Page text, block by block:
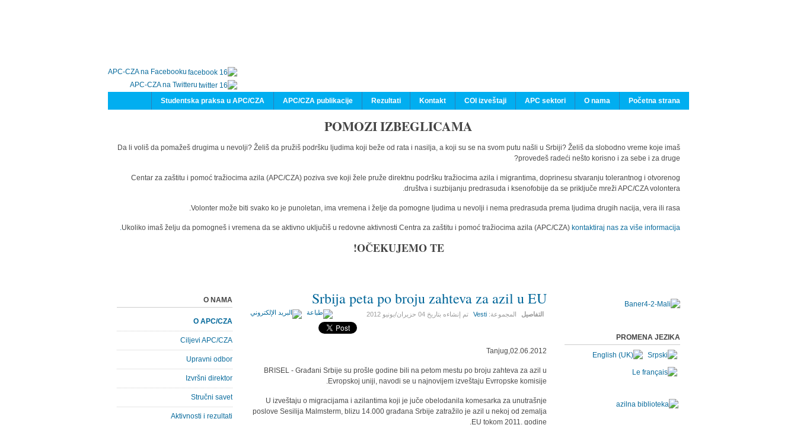
APC-CZA na Facebooku
APC-CZA na Twitteru
Početna strana
O nama
APC sektori
COI izveštaji
Kontakt
Rezultati
APC/CZA publikacije
Studentska praksa u APC/CZA
POMOZI IZBEGLICAMA
Da li voliš da pomažeš drugima u nevolji? Želiš da pružiš podršku ljudima koji beže od rata i nasilja, a koji su se na svom putu našli u Srbiji? Želiš da slobodno vreme koje imaš
provedeš radeći nešto korisno i za sebe i za druge?
Centar za zaštitu i pomoć tražiocima azila (APC/CZA) poziva sve koji žele pruže direktnu podršku tražiocima azila i migrantima, doprinesu stvaranju tolerantnog i otvorenog
društva i suzbijanju predrasuda i ksenofobije da se priključe mreži APC/CZA volontera.
Volonter može biti svako ko je punoletan, ima vremena i želje da pomogne ljudima u nevolji i nema predrasuda prema ljudima drugih nacija, vera ili rasa.
Ukoliko imaš želju da pomogneš i vremena da se aktivno uključiš u redovne aktivnosti Centra za zaštitu i pomoć tražiocima azila (APC/CZA) kontaktiraj nas za više informacija.
OČEKUJEMO TE!
Srbija peta po broju zahteva za azil u EU
التفاصيل المجموعة:Vesti تم إنشاءه بتاريخ04 حزيران/يونيو 2012
Tanjug,02.06.2012
BRISEL - Građani Srbije su prošle godine bili na petom mestu po broju zahteva za azil u
Evropskoj uniji, navodi se u najnovijem izveštaju Evrropske komisije.
U izveštaju o migracijama i azilantima koji je juče obelodanila komesarka za unutrašnje
poslove Sesilija Malmsterm, blizu 14.000 građana Srbije zatražilo je azil u nekoj od zemalja
EU tokom 2011. godine.
O NAMA
O APC/CZA
Ciljevi APC/CZA
Upravni odbor
Izvršni direktor
Stručni savet
Aktivnosti i rezultati
PROMENA JEZIKA